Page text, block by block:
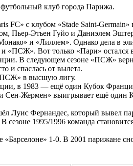
клуб города Парижа.
FC» с клубом «Stade Saint-
Пьер-Этьен Гуйо и Даниэлем
и «Лиллем». Однако дела в
«ПСЖ». Вот только «Пари»
В следующем сезоне «ПСЖ»
и спаслась от вылета.
в высшую лигу.
в 1983 — ещё один Кубок
Жермен» выигрывает ещё
Луис Фернандес, который
1995/1996 команда
1-0. В 2001 парижане